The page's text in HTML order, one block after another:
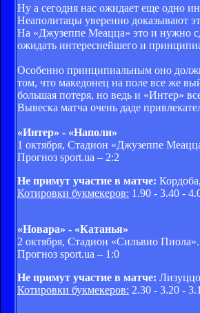
Ну а сегодня нас ожидает еще одно
Неаполитацы уверенно доказывают
На «Джузеппе Меацца» это и нужно
ожидать интереснейшего и
Особенно принципиальным оно
том, что македонец на поле все же
большая потеря, но ведь и «Интер»
Вывеска матча очень даде
«Интер» - «Наполи»
1 октября, Стадион «Джузеппе
Прогноз sport.ua – 2:2
Не примут участие в матче:
Котировки букмекеров: 1.90 - 3.40 -
«Новара» - «Катанья»
2 октября, Стадион «Сильвио
Прогноз sport.ua – 1:0
Не примут участие в матче:
Котировки букмекеров: 2.30 - 3.20 -